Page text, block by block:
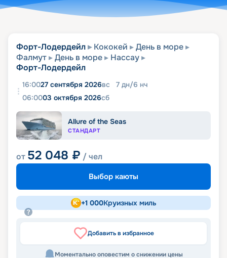
Форт-Лодердейл Кококей
День в море
Фалмут
День в море
Нассау
Форт-Лодердейл
16:0027 сентября 2026вс 7 дн/6 нч
06:0003 октября 2026сб
Allure of the Seas
СТАНДАРТ
от 52 048 ₽ / чел
Выбор каюты
+1 000Круизных миль
Добавить в избранное
Моментально оповестим о снижении цены